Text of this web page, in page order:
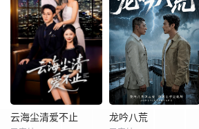
云海尘清爱不止 龙吟八荒